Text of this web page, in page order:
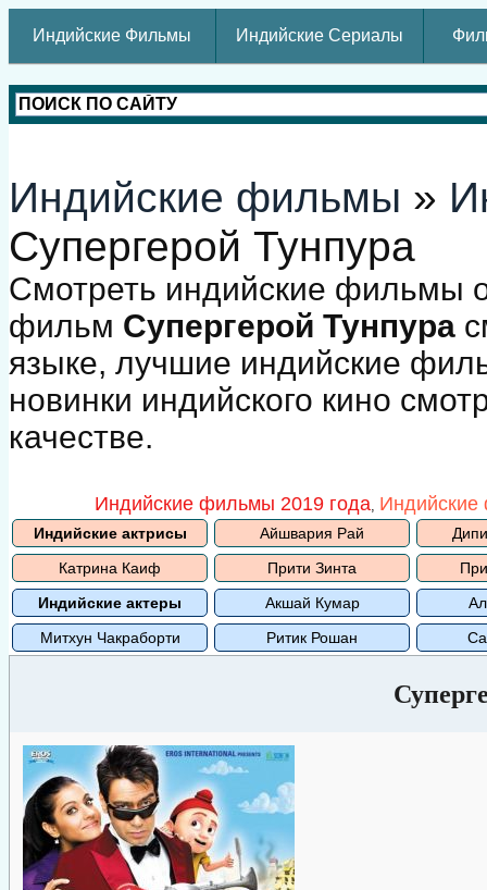
Индийские Фильмы Индийские Сериалы
Индийские фильмы »
Супергерой Тунпура
Смотреть индийские фильмы
фильм Супергерой Тунпура
языке, лучшие индийские
новинки индийского кино
качестве.
Индийские фильмы 2019 года,
Индийские актрисы Айшвария Рай
Катрина Каиф
Прити Зинта
Индийские актеры
Акшай Кумар
Митхун Чакраборти
Ритик Рошан